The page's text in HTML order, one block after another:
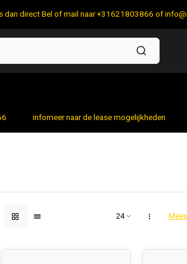
dan direct Bel of mail naar +31621803866 of
infomeer naar de lease mogelijkheden